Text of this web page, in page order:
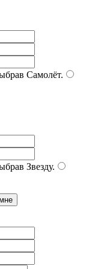
Самолёт.
Звезду.